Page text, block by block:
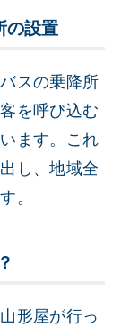
の設置
スの乗降所
を呼び込む
ます。これ
し、地域全
。
形屋が行っ